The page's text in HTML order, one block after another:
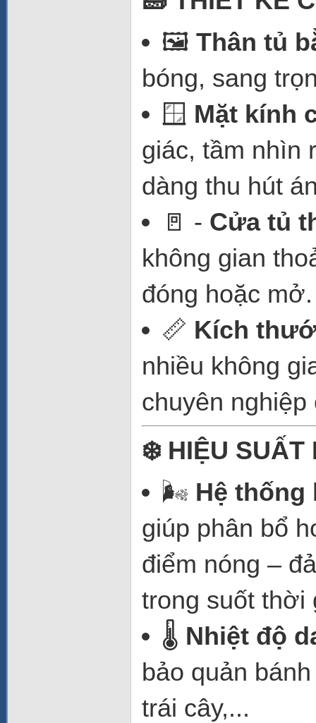
🖼️ Thân tủ
bóng, sang
🪟 Mặt kính
giác, tầm nhìn
dàng thu hút
🚪 - Cửa tủ
không gian
đóng hoặc mở.
📏 Kích
nhiều không
chuyên
❄️ HIỆU SUẤT
🌬️ Hệ thống
giúp phân bổ
điểm nóng –
trong suốt thời
🌡️ Nhiệt độ
bảo quản
trái cây,...